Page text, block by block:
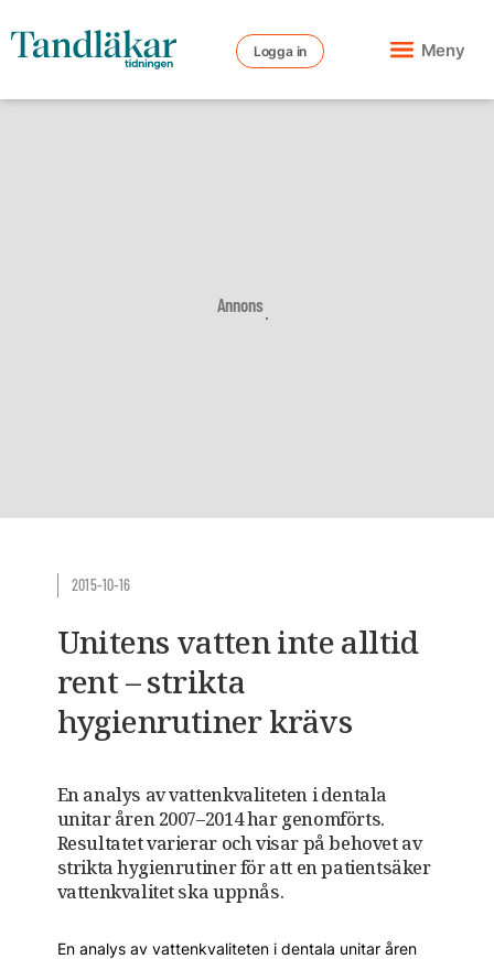
Logga in Meny
Annons
2015-10-16
Unitens vatten inte alltid
rent – strikta
hygienrutiner krävs
En analys av vattenkvaliteten i dentala
unitar åren 2007–2014 har genomförts.
Resultatet varierar och visar på behovet av
strikta hygienrutiner för att en patientsäker
vattenkvalitet ska uppnås.
En analys av vattenkvaliteten i dentala unitar åren